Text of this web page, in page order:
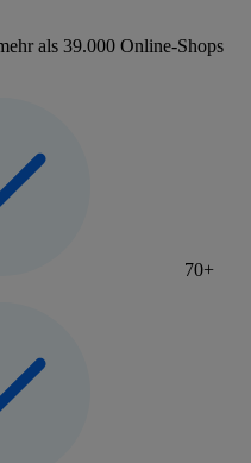
als 39.000 Online-Shops
70+